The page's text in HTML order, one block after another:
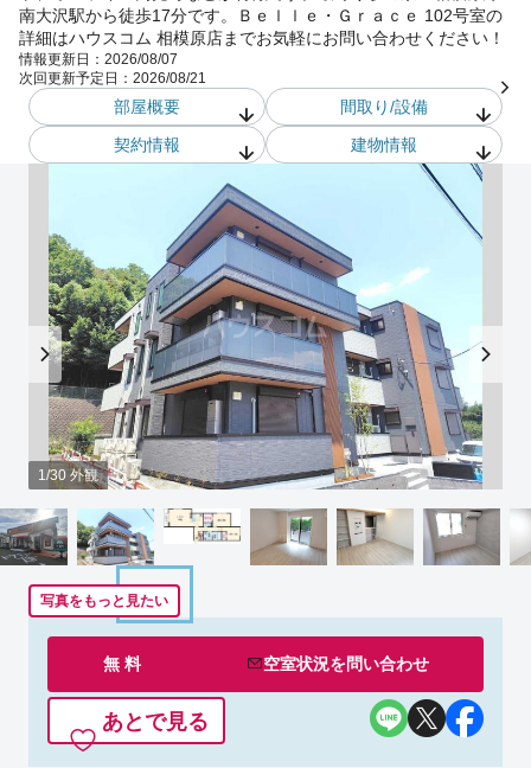
南大沢駅から徒歩17分です。Ｂｅｌｌｅ・Ｇｒａｃｅ 102号室の
詳細はハウスコム 相模原店までお気軽にお問い合わせください！
情報更新日： 2026/08/07
次回更新予定日： 2026/08/21
部屋概要
間取り/設備
契約情報
建物情報
1/30 外観
写真をもっと見たい
無 料 空室状況を問い合わせ
あとで見る